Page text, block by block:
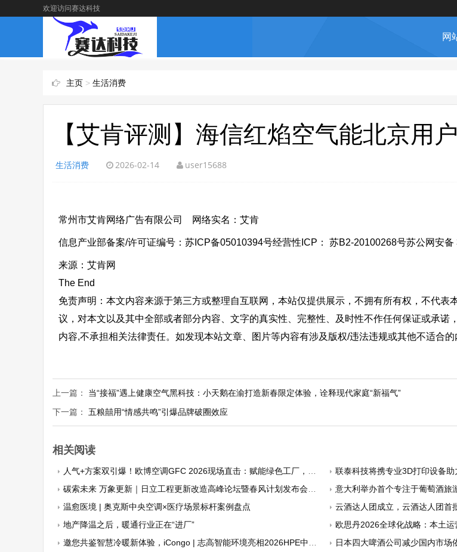
欢迎访问赛达科技
网
主页 > 生活消费
【艾肯评测】海信红焰空气能北京用
生活消费 2026-02-14 user15688
常州市艾肯网络广告有限公司 网络实名：艾肯
信息产业部备案/许可证编号：苏ICP备05010394号经营性ICP： 苏B2-20100268号苏公网安
来源：艾肯网
The End
免责声明：本文内容来源于第三方或整理自互联网，本站仅提供展示，不拥有所有权，不代表
议，对本文以及其中全部或者部分内容、文字的真实性、完整性、及时性不作任何保证或承诺
内容,不承担相关法律责任。如发现本站文章、图片等内容有涉及版权/违法违规或其他不适合的
上一篇： 当“接福”遇上健康空气黑科技：小天鹅在渝打造新春限定体验，诠释现代家庭“新福气”
下一篇： 五粮囍用“情感共鸣”引爆品牌破圈效应
相关阅读
人气+方案双引爆！欧博空调GFC 2026现场直击：赋能绿色工厂，助力节能降碳转型
联泰科技将携专业3D打印设备
碳索未来 万象更新｜日立工程更新改造高峰论坛暨春风计划发布会顺利举行
意大利举办首个专注于葡萄酒旅
温愈医境 | 奥克斯中央空调×医疗场景标杆案例盘点
云酒达人团成立，云酒达人团首
地产降温之后，暖通行业正在“进厂”
欧思丹2026全球化战略：本土
邀您共鉴智慧冷暖新体验，iCongo | 志高智能环境亮相2026HPE中国热泵展
日本四大啤酒公司减少国内市场